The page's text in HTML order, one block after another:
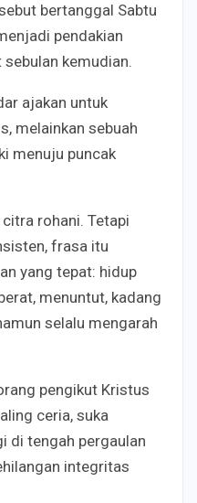
bertanggal Sabtu
pendakian
kemudian.
ajakan untuk
melainkan sebuah
menuju puncak
rohani. Tetapi
frasa itu
yang tepat: hidup
menuntut, kadang
selalu mengarah
pengikut Kristus
ceria, suka
di tengah pergaulan
integritas